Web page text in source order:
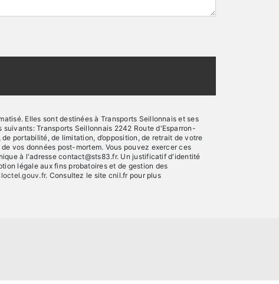
Elles sont destinées à Transports Seillonnais et ses
Transports Seillonnais 2242 Route d'Esparron-
portabilité, de limitation, d’opposition, de retrait de votre
vos données post-mortem. Vous pouvez exercer ces
à l'adresse contact@sts83.fr. Un justificatif d'identité
légale aux fins probatoires et de gestion des
. Consultez le site cnil.fr pour plus